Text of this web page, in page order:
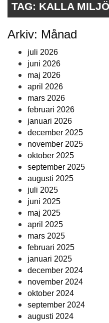
TAG: KALLA
Arkiv: Månad
juli 2026
juni 2026
maj 2026
april 2026
mars 2026
februari 2026
januari 2026
december 2025
november 2025
oktober 2025
september 2025
augusti 2025
juli 2025
juni 2025
maj 2025
april 2025
mars 2025
februari 2025
januari 2025
december 2024
november 2024
oktober 2024
september 2024
augusti 2024